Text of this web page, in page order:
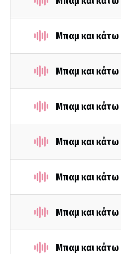
Μπαμ και
Μπαμ και
Μπαμ και
Μπαμ και
Μπαμ και
Μπαμ και
Μπαμ και